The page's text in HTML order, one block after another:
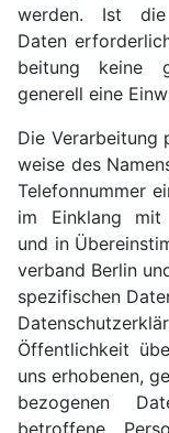
werden. Ist die
Daten
beitung keine
generell eine
Die Verar­beitung
weise des
Telefon­nummer
im Einklang mit
und in
verband Berlin
spezifischen
Öffent­lichkeit
uns erhobenen,
bezogenen
betroffene